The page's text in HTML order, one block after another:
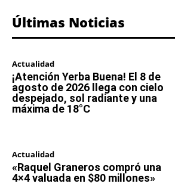
Últimas Noticias
Actualidad
¡Atención Yerba Buena! El 8 de
agosto de 2026 llega con cielo
despejado, sol radiante y una
máxima de 18°C
Actualidad
«Raquel Graneros compró una
4×4 valuada en $80 millones»